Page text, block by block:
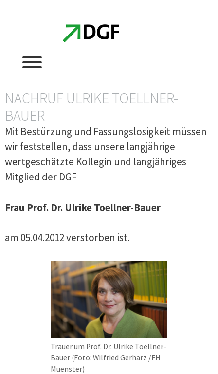
NACHRUF ULRIKE TOELLNER-
BAUER
Mit Bestürzung und Fassungslosigkeit müssen
wir feststellen, dass unsere langjährige
wertgeschätzte Kollegin und langjähriges
Mitglied der DGF
Frau Prof. Dr. Ulrike Toellner-Bauer
am 05.04.2012 verstorben ist.
Trauer um Prof. Dr. Ulrike Toellner-
Bauer (Foto: Wilfried Gerharz /FH
Muenster)